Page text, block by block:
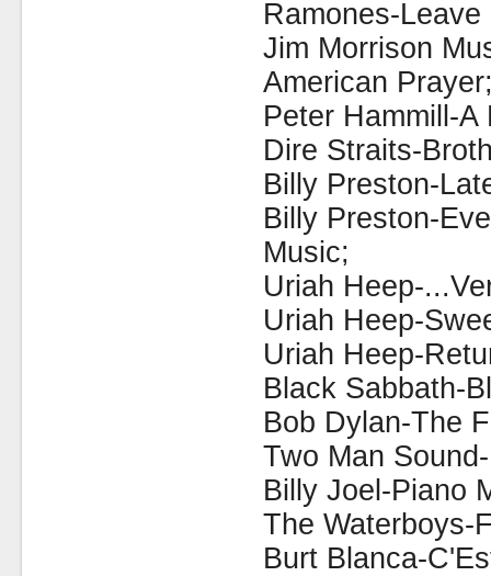
Ramones-Leave
Jim Morrison
American
Peter Hammill-A
Dire Straits-
Billy Preston-
Billy Preston-
Music;
Uriah Heep-
Uriah Heep-
Uriah Heep-
Black Sabbath-
Bob Dylan-The
Two Man
Billy Joel-Piano
The Waterboys-
Burt Blanca-